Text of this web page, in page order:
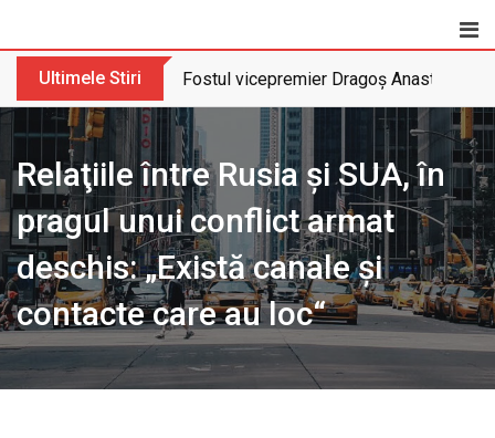
Ultimele Stiri Fostul vicepremier Dragoș Anastasiu
Relaţiile între Rusia şi SUA, în
pragul unui conflict armat
deschis: „Există canale şi
contacte care au loc“